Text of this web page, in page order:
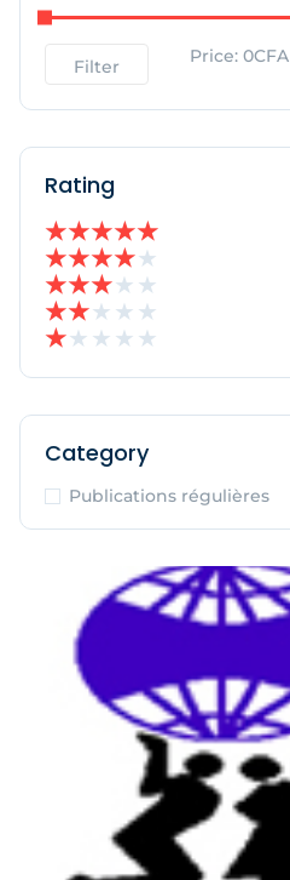
Filter Price: 0CFA
Rating
★★★★★
★★★★★
★★★★ ★
★★★ ★ ★
★★ ★ ★ ★
Category
Publications régulières